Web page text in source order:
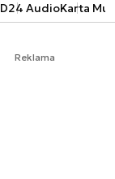
D24 AudioKarta
Reklama